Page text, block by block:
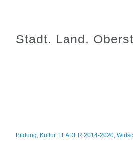
Stadt. Land.
Bildung, Kultur, LEADER 2014-2020,